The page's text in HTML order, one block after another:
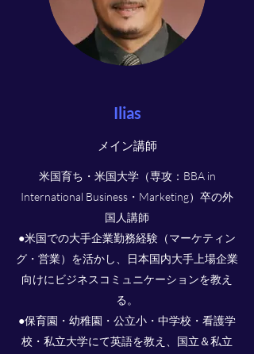
Ilias
​メイン講師
米国育ち・米国大学（専攻：BBA in
International Business・Marketing）卒の外
国人講師
●米国での大手企業勤務経験（マーケティン
グ・営業）を活かし、日本国内大手上場企業
向けにビジネスコミュニケーションを教え
る。
●保育園・幼稚園・公立小・中学校・看護学
校・私立大学にて英語を教え、国立＆私立